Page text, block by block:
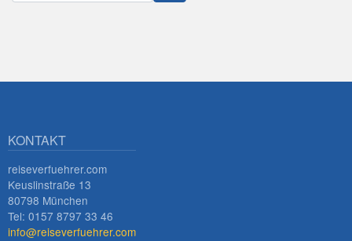
KONTAKT
reiseverfuehrer.com
Keuslinstraße 13
80798 München
Tel: 0157 8797 33 46
info@reiseverfuehrer.com